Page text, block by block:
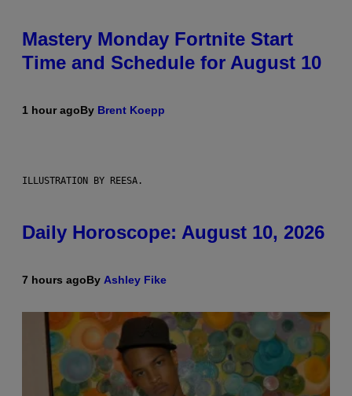
Mastery Monday Fortnite Start
Time and Schedule for August 10
1 hour agoBy Brent Koepp
ILLUSTRATION BY REESA.
Daily Horoscope: August 10, 2026
7 hours agoBy Ashley Fike